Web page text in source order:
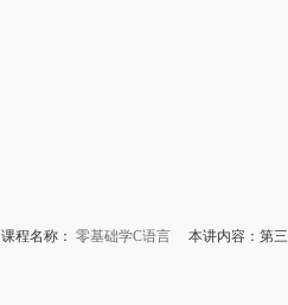
课程名称： 零基础学C语言 本讲内容：第三